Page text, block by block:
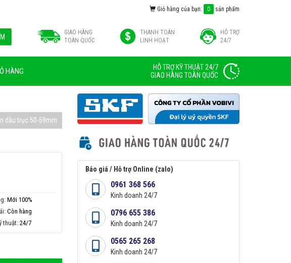
Giỏ hàng của bạn: 0 sản phẩm
GIAO HÀNG
TOÀN QUỐC
THANH TOÁN
LINH HOẠT
HỖ TRỢ
24/7
HÀNG
HỖ TRỢ KỸ THUẬT 24/7
GIAO HÀNG TOÀN QUỐC
dầu trục 50-59mm
Mới 100%
Còn hàng
thuật:24/7
Báo giá / Hỗ trợ Online (zalo)
0961 368 566
Kinh doanh 24/7
0796 655 386
Kinh doanh 24/7
0565 265 268
Kinh doanh 24/7